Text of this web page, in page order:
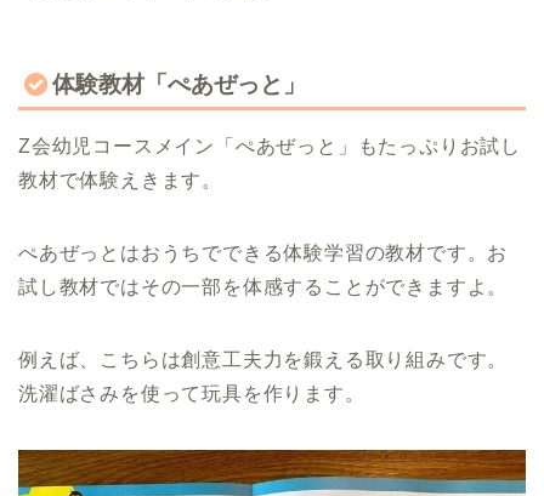
体験教材「ぺあぜっと」
Z会幼児コースメイン「ぺあぜっと」もたっぷりお試し
教材で体験えきます。
ぺあぜっとはおうちでできる体験学習の教材です。お
試し教材ではその一部を体感することができますよ。
例えば、こちらは創意工夫力を鍛える取り組みです。
洗濯ばさみを使って玩具を作ります。